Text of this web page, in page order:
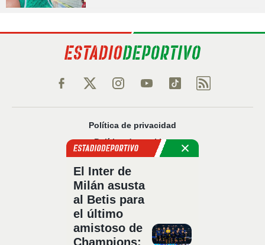
Política de privacidad
Política de cookies
Política Comercial
Aviso legal
Configuración de privacidad
Sobre nosotros
Código Ético
El Inter de
Milán asusta
al Betis para
el último
amistoso de
Champions: